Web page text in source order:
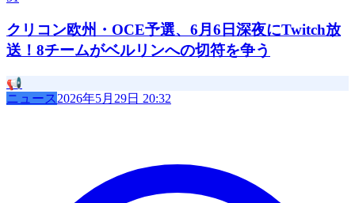
クリコン欧州・OCE予選、6月6日深夜にTwitch放
送！8チームがベルリンへの切符を争う
📢
ニュース 2026年5月29日 20:32